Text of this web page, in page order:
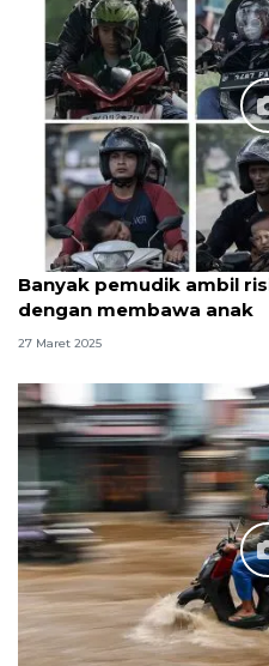
Banyak pemudik ambil
dengan membawa anak
27 Maret 2025